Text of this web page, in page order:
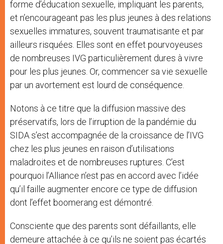
forme d’éducation sexuelle, impliquant les parents,
et n’encourageant pas les plus jeunes à des relations
sexuelles immatures, souvent traumatisante et par
ailleurs risquées. Elles sont en effet pourvoyeuses
de nombreuses IVG particulièrement dures à vivre
pour les plus jeunes. Or, commencer sa vie sexuelle
par un avortement est lourd de conséquence.
Notons à ce titre que la diffusion massive des
préservatifs, lors de l’irruption de la pandémie du
SIDA s’est accompagnée de la croissance de l’IVG
chez les plus jeunes en raison d’utilisations
maladroites et de nombreuses ruptures. C’est
pourquoi l’Alliance n’est pas en accord avec l’idée
qu’il faille augmenter encore ce type de diffusion
dont l’effet boomerang est démontré.
Consciente que des parents sont défaillants, elle
demeure attachée à ce qu’ils ne soient pas écartés